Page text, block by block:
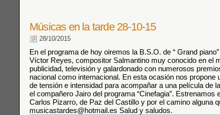
Músicas en la tarde 28-10-15
28/10/2015
En el programa de hoy oiremos la B.S.O. de “ Grand
Víctor Reyes, compositor Salmantino muy conocido en el
publicidad, televisión y galardonado con numerosos
nacional como internacional. En esta ocasión nos propone
de tensión e intensidad para acompañar a una película de
el compañero Jairo del programa “Cinefagia”. Estrenamos
Carlos Pizarro, de Paz del Castillo y por el camino alguna
musicastardes@hotmail.es Salud y saludos.